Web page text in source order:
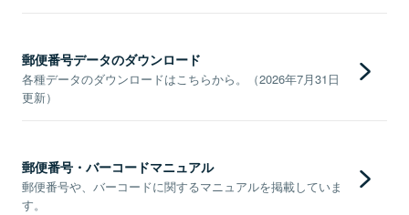
郵便番号データのダウンロード
各種データのダウンロードはこちらから。（2026年7月31日
更新）
郵便番号・バーコードマニュアル
郵便番号や、バーコードに関するマニュアルを掲載していま
す。